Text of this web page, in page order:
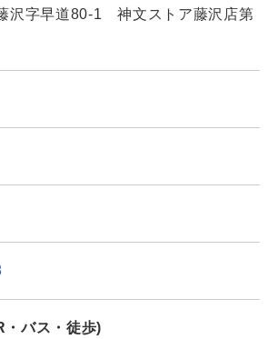
沢字早道80-1 神文ストア藤沢店第
バス・徒歩)